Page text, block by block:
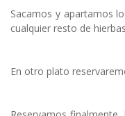
Sacamos y apartamos
cualquier resto de
En otro plato